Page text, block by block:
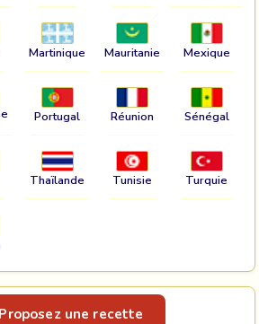
Martinique Mauritanie Mexique
Portugal Réunion Sénégal
Thaïlande Tunisie Turquie
Proposez une recette